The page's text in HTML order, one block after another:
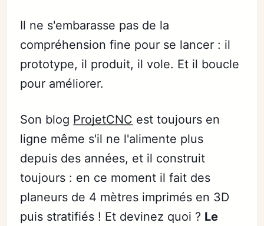
Il ne s'embarasse pas de la
compréhension fine pour se lancer : il
prototype, il produit, il vole. Et il boucle
pour améliorer.
Son blog ProjetCNC est toujours en
ligne même s'il ne l'alimente plus
depuis des années, et il construit
toujours : en ce moment il fait des
planeurs de 4 mètres imprimés en 3D
puis stratifiés ! Et devinez quoi ? Le